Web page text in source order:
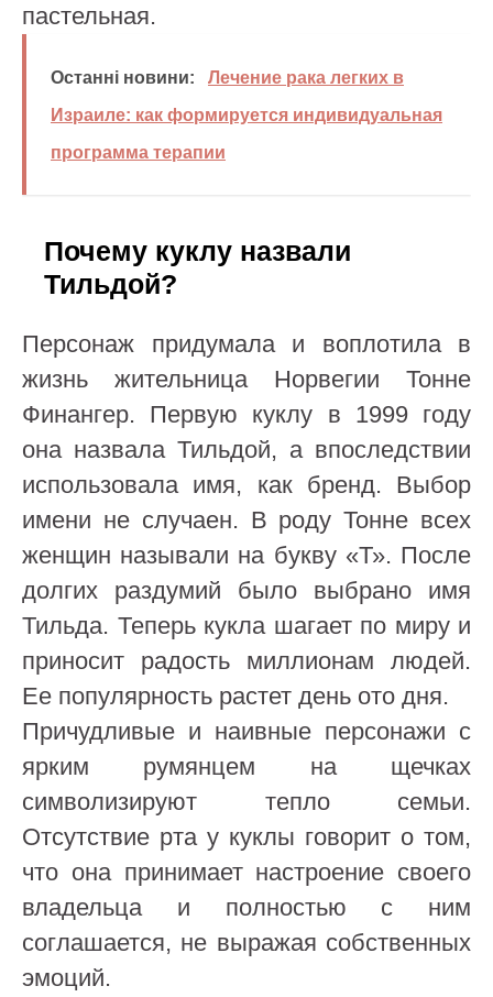
пастельная.
Останні новини:
Лечение рака легких в
Израиле: как формируется индивидуальная
программа терапии
Почему куклу назвали
Тильдой?
Персонаж придумала и воплотила в
жизнь жительница Норвегии Тонне
Финангер. Первую куклу в 1999 году
она назвала Тильдой, а впоследствии
использовала имя, как бренд. Выбор
имени не случаен. В роду Тонне всех
женщин называли на букву «Т». После
долгих раздумий было выбрано имя
Тильда. Теперь кукла шагает по миру и
приносит радость миллионам людей.
Ее популярность растет день ото дня.
Причудливые и наивные персонажи с
ярким румянцем на щечках
символизируют тепло семьи.
Отсутствие рта у куклы говорит о том,
что она принимает настроение своего
владельца и полностью с ним
соглашается, не выражая собственных
эмоций.